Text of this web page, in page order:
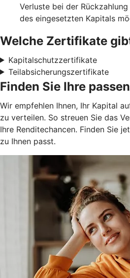
Verluste bei der
des eingesetzten Kapitals
Welche Zertifikate
Kapitalschutzzertifikate
Teilabsicherungszertifikate
Finden Sie Ihre
Wir empfehlen Ihnen, Ihr Kapital
zu verteilen. So streuen Sie das
Ihre Renditechancen. Finden Sie
zu Ihnen passt.